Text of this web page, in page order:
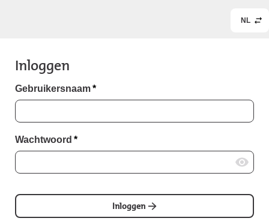
NL
Inloggen
Gebruikersnaam*
Wachtwoord *
Inloggen